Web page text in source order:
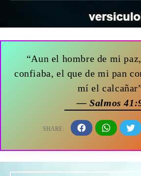
“Aun el hombre de mi
confiaba, el que de mi pan
mí el
— Salmos